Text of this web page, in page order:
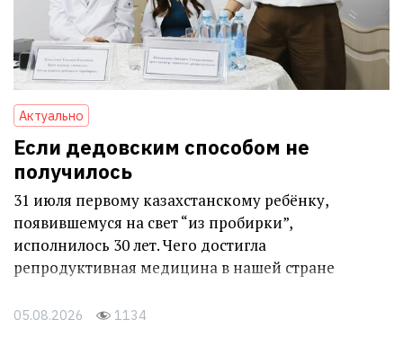
Актуально
Если дедовским способом не
получилось
31 июля первому казахстанскому ребёнку,
появившемуся на свет “из пробирки”,
исполнилось 30 лет. Чего достигла
репродуктивная медицина в нашей стране
05.08.2026 1134